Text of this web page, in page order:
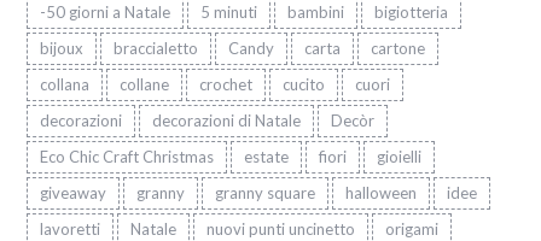
-50 giorni a Natale 5 minuti bambini
bigiotteria
bijoux
braccialetto Candy carta
cartone
collana
collane crochet cucito
cuori
decorazioni
decorazioni di Natale
Decòr
Eco Chic Craft Christmas
estate fiori
gioielli
giveaway
granny granny square halloween
idee
lavoretti
Natale nuovi punti uncinetto
origami